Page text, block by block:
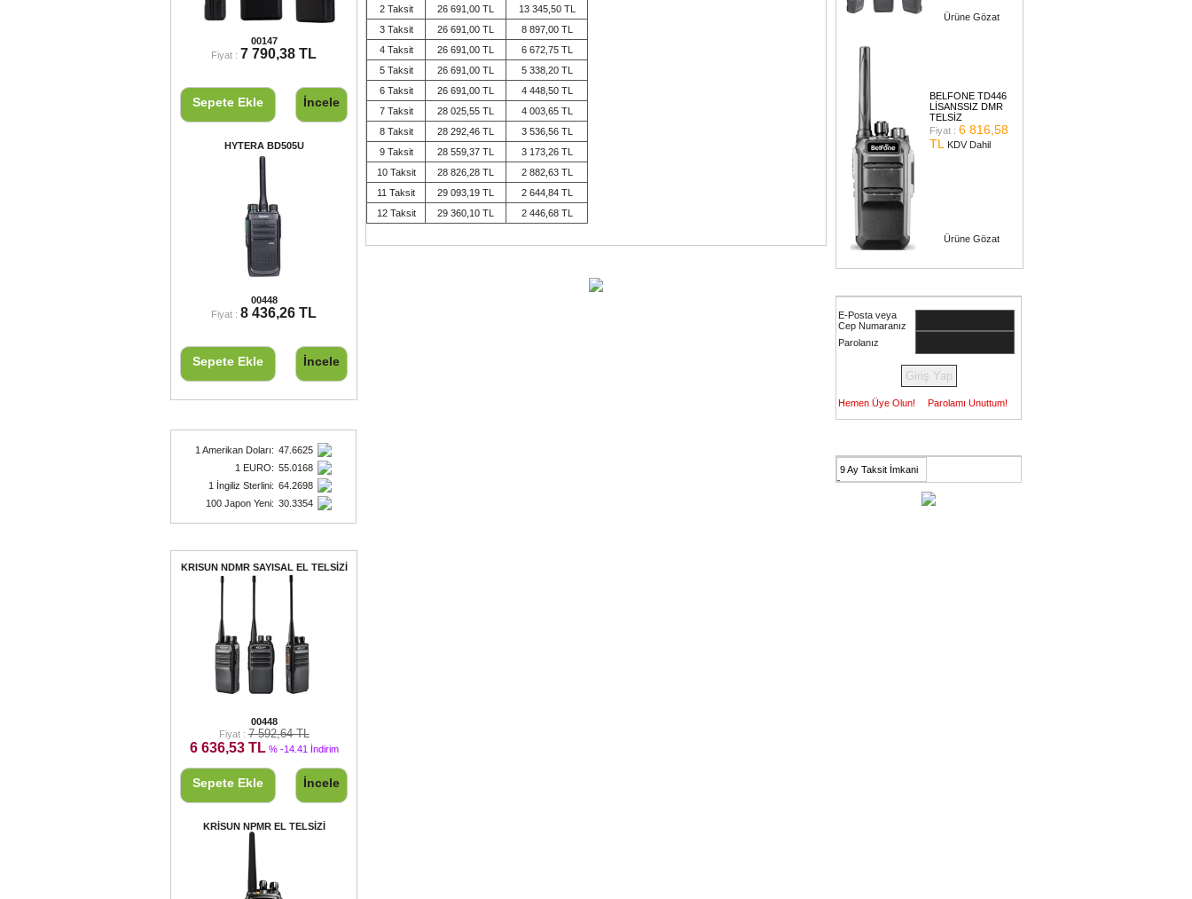
00147
Fiyat : 7 790,38 TL
Sepete Ekle İncele
HYTERA BD505U
00448
Fiyat : 8 436,26 TL
Sepete Ekle İncele
1 Amerikan Doları: 47.6625
1 EURO: 55.0168
1 İngiliz Sterlini: 64.2698
100 Japon Yeni: 30.3354
KRISUN NDMR SAYISAL EL TELSİZİ
00448
Fiyat : 7 592,64 TL
6 636,53 TL% -14.41 İndirim
Sepete Ekle İncele
KRİSUN NPMR EL TELSİZİ
2 Taksit
26 691,00 TL
13 345,50 TL
3 Taksit
26 691,00 TL
8 897,00 TL
4 Taksit
26 691,00 TL
6 672,75 TL
5 Taksit
26 691,00 TL
5 338,20 TL
6 Taksit
26 691,00 TL
4 448,50 TL
7 Taksit
28 025,55 TL
4 003,65 TL
8 Taksit
28 292,46 TL
3 536,56 TL
9 Taksit
28 559,37 TL
3 173,26 TL
10 Taksit
28 826,28 TL
2 882,63 TL
11 Taksit
29 093,19 TL
2 644,84 TL
12 Taksit
29 360,10 TL 2 446,68 TL
Ürüne Gözat
BELFONE TD446
LİSANSSIZ DMR
TELSİZ
Fiyat : 6 816,58
TL
KDV Dahil
Ürüne Gözat
E-Posta veya
Cep Numaranız
Parolanız
Hemen Üye Olun! Parolamı Unuttum!
9 Ay Taksit İmkani